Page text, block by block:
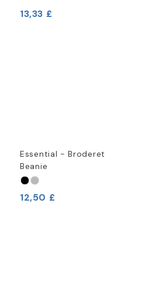
13,33 £
Essential - Broderet
Beanie
12,50 £